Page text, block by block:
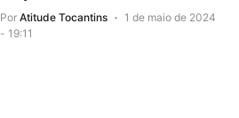
Por Atitude Tocantins
1 de maio de 2024
- 19:11